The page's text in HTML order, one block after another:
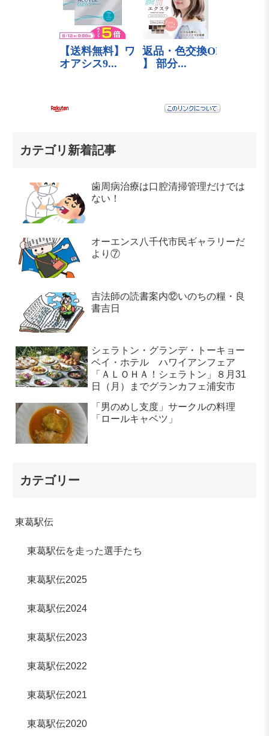
カテゴリ新着記事
歯周病治療は口腔清掃管理だけでは
ない！
オーエンス八千代市民ギャラリーだ
より⑦
吉法師の読書案内⑫いのちの糧・良
書吉日
シェラトン・グランデ・トーキョー
ベイ・ホテル ハワイアンフェア
「ＡＬＯＨＡ！シェラトン」８月31
日（月）までグランカフェ浦安市
「男のめし支度」サークルの料理
「ロールキャベツ」
カテゴリー
東葛駅伝
東葛駅伝を走った選手たち
東葛駅伝2025
東葛駅伝2024
東葛駅伝2023
東葛駅伝2022
東葛駅伝2021
東葛駅伝2020